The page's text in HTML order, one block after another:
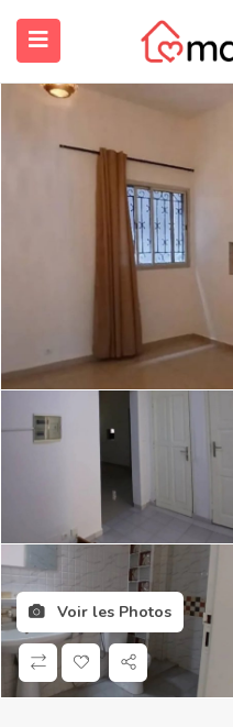
(À Propos)
Voir les Photos